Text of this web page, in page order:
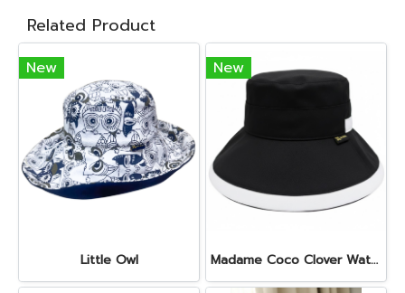
Related Product
New
Little Owl
New
Madame Coco Clover Waterproof (Misty Black)